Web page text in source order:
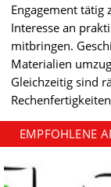
Engagement tätig
Interesse an
mitbringen.
Materialien
Gleichzeitig sind
EMPFOHLENE